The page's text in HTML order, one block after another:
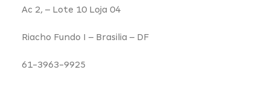
Ac 2, – Lote 10 Loja 04
Riacho Fundo I – Brasilia – DF
61-3963-9925